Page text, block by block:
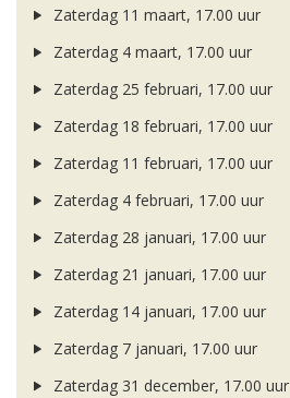
Zaterdag 11 maart, 17.00 uur
Zaterdag 4 maart, 17.00 uur
Zaterdag 25 februari, 17.00 uur
Zaterdag 18 februari, 17.00 uur
Zaterdag 11 februari, 17.00 uur
Zaterdag 4 februari, 17.00 uur
Zaterdag 28 januari, 17.00 uur
Zaterdag 21 januari, 17.00 uur
Zaterdag 14 januari, 17.00 uur
Zaterdag 7 januari, 17.00 uur
Zaterdag 31 december, 17.00 uur